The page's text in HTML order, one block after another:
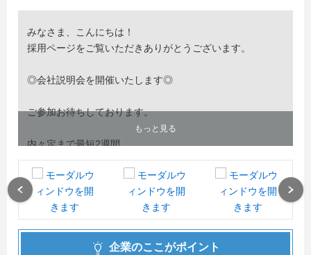
みなさま、こんにちは！
採用ページをご覧いただきありがとうございます。
◎会社説明会を開催いたします◎
ご参加お待ちしております。
内々定まで最短2週間
※面接等の都合によっては3週間の場合もあります。
もっと見る
企業のここがポイント